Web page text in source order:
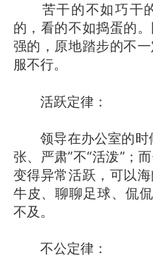
苦干的不如巧干的
的，看的不如捣蛋的
强的，原地踏步的不
服不行。
活跃定律：
领导在办公室的时
张、严肃”不“活泼”；
变得异常活跃，可以
牛皮、聊聊足球、侃
不及。
不公定律：